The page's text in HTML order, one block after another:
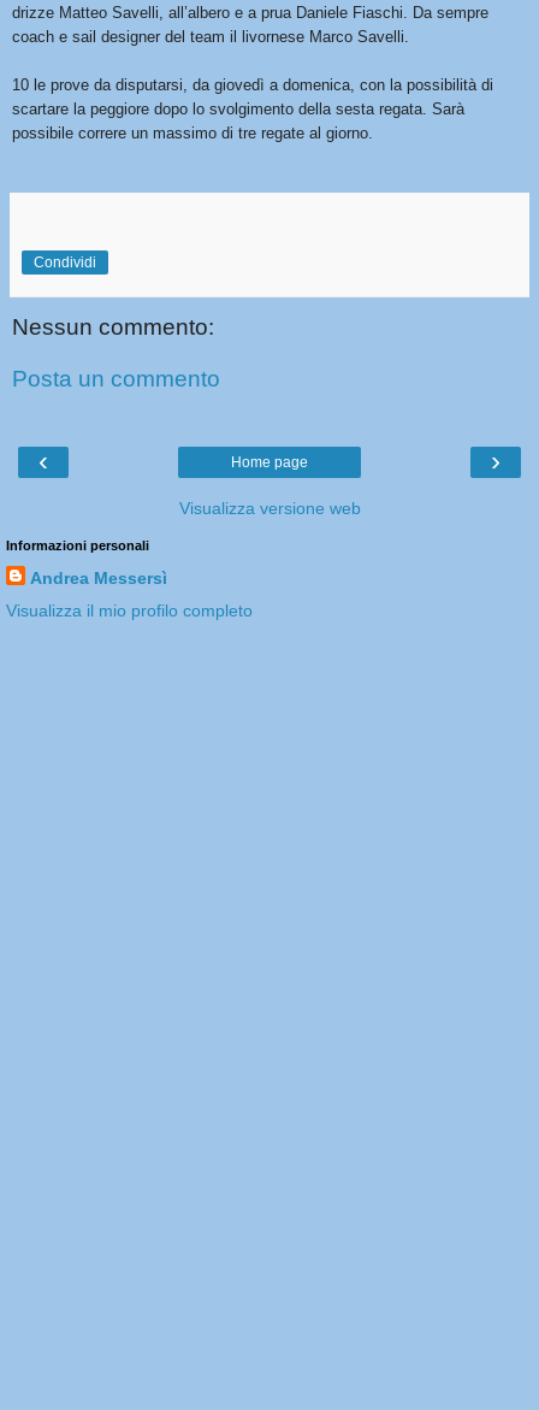
drizze Matteo Savelli, all’albero e a prua Daniele Fiaschi. Da sempre
coach e sail designer del team il livornese Marco Savelli.
10 le prove da disputarsi, da giovedì a domenica, con la possibilità di
scartare la peggiore dopo lo svolgimento della sesta regata. Sarà
possibile correre un massimo di tre regate al giorno.
Condividi
Nessun commento:
Posta un commento
‹ ›
Home page
Visualizza versione web
Informazioni personali
Andrea Messersì
Visualizza il mio profilo completo